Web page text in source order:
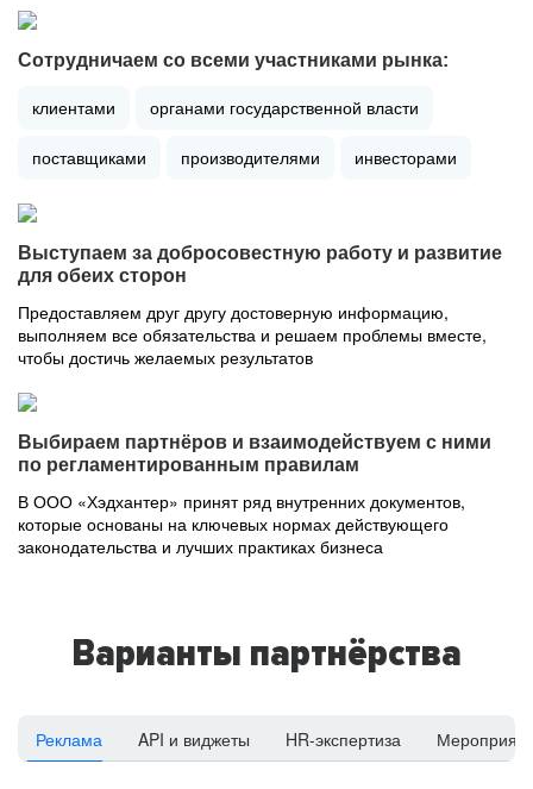
Сотрудничаем со всеми участниками рынка:
клиентами органами государственной власти
поставщиками производителями инвесторами
Выступаем за добросовестную работу и развитие
для обеих сторон
Предоставляем друг другу достоверную информацию,
выполняем все обязательства и решаем проблемы вместе,
чтобы достичь желаемых результатов
Выбираем партнёров и взаимодействуем с ними
по регламентированным правилам
В ООО «Хэдхантер» принят ряд внутренних документов,
которые основаны на ключевых нормах действующего
законодательства и лучших практиках бизнеса
Варианты партнёрства
Реклама API и виджеты HR-экспертиза